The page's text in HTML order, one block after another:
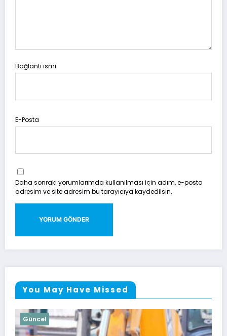
Bağlantı ismi
E-Posta
Daha sonraki yorumlarımda kullanılması için adım, e-posta
adresim ve site adresim bu tarayıcıya kaydedilsin.
You May Have Missed
Güncel